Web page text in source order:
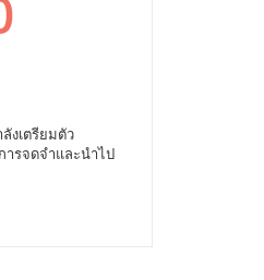
งเตรียมตัว
ารจดจำและนำไป